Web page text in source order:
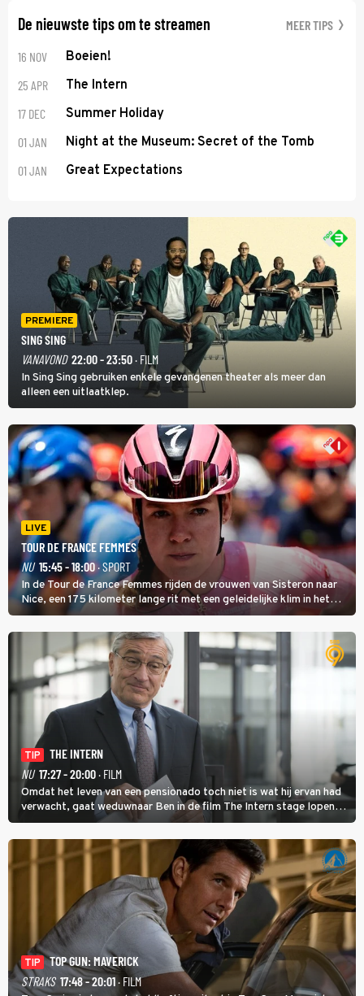
De nieuwste tips om te streamen MEER TIPS
16 NOV Boeien!
25 APR The Intern
17 DEC Summer Holiday
01 JAN Night at the Museum: Secret of the Tomb
01 JAN Great Expectations
PREMIERE
SING SING
VANAVOND 22:00 - 23:50· FILM
In Sing Sing gebruiken enkele gevangenen theater als meer dan
alleen een uitlaatklep.
LIVE
TOUR DE FRANCE FEMMES
NU 15:45 - 18:00· SPORT
In de Tour de France Femmes rijden de vrouwen van Sisteron naar
Nice, een 175 kilometer lange rit met een geleidelijke klim in het
midden. Dat is mogelijk niet de zwaarste hindernis, dat is de
temperatuur. Het kan in Nice namelijk bloedheet worden.
TIP
THE INTERN
NU 17:27 - 20:00· FILM
Omdat het leven van een pensionado toch niet is wat hij ervan had
verwacht, gaat weduwnaar Ben in de film The Intern stage lopen
bij de hippe webwinkel van Jules, wat een gouden zet blijkt te zijn.
TIP
TOP GUN: MAVERICK
STRAKS 17:48 - 20:01· FILM